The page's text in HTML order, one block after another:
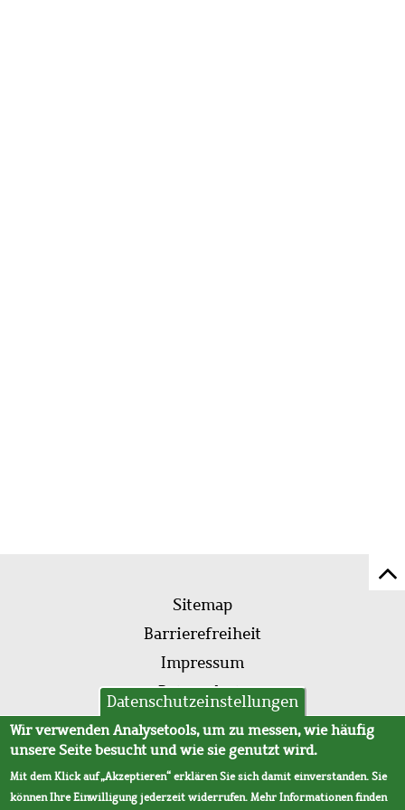
Fußleistenmenü
Sitemap
Barrierefreiheit
Impressum
Datenschutz
AVB
Datenschutzeinstellungen
Wir verwenden Analysetools, um zu messen, wie häufig
unsere Seite besucht und wie sie genutzt wird.
Mit dem Klick auf „Akzeptieren“ erklären Sie sich damit einverstanden. Sie
können Ihre Einwilligung jederzeit widerrufen. Mehr Informationen finden